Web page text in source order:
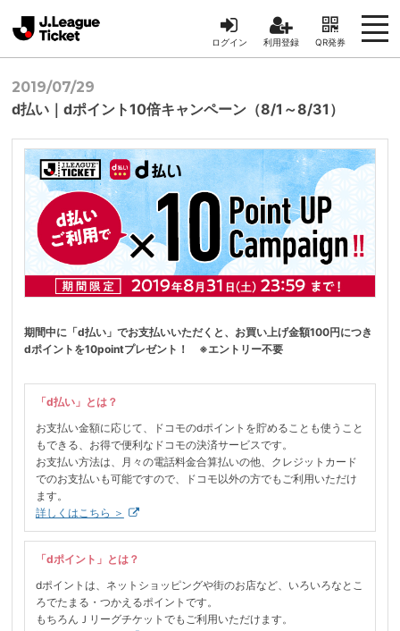
ログイン 利用登録 QR発券
2019/07/29
d払い｜dポイント10倍キャンペーン（8/1～8/31）
期間中に「d払い」でお支払いいただくと、お買い上げ金額100円につき
dポイントを10pointプレゼント！ ※エントリー不要
「d払い」とは？
お支払い金額に応じて、ドコモのdポイントを貯めることも使うこと
もできる、お得で便利なドコモの決済サービスです。
お支払い方法は、月々の電話料金合算払いの他、クレジットカード
でのお支払いも可能ですので、ドコモ以外の方でもご利用いただけ
ます。
詳しくはこちら ＞
「dポイント」とは？
dポイントは、ネットショッピングや街のお店など、いろいろなとこ
ろでたまる・つかえるポイントです。
もちろんＪリーグチケットでもご利用いただけます。